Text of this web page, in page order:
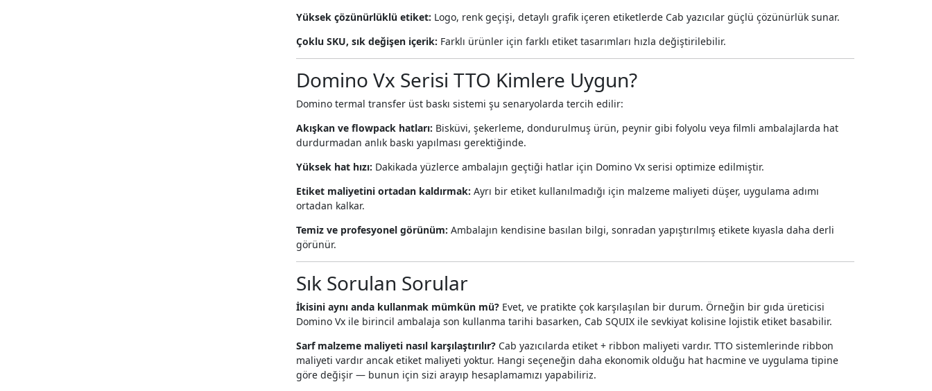
Yüksek çözünürlüklü etiket: Logo, renk geçişi, detaylı grafik içeren etiketlerde Cab yazıcılar güçlü çözünürlük sunar.
Çoklu SKU, sık değişen içerik: Farklı ürünler için farklı etiket tasarımları hızla değiştirilebilir.
Domino Vx Serisi TTO Kimlere Uygun?
Domino termal transfer üst baskı sistemi şu senaryolarda tercih edilir:
Akışkan ve flowpack hatları: Bisküvi, şekerleme, dondurulmuş ürün, peynir gibi folyolu veya filmli ambalajlarda hat
durdurmadan anlık baskı yapılması gerektiğinde.
Yüksek hat hızı: Dakikada yüzlerce ambalajın geçtiği hatlar için Domino Vx serisi optimize edilmiştir.
Etiket maliyetini ortadan kaldırmak: Ayrı bir etiket kullanılmadığı için malzeme maliyeti düşer, uygulama adımı
ortadan kalkar.
Temiz ve profesyonel görünüm: Ambalajın kendisine basılan bilgi, sonradan yapıştırılmış etikete kıyasla daha derli
görünür.
Sık Sorulan Sorular
İkisini aynı anda kullanmak mümkün mü? Evet, ve pratikte çok karşılaşılan bir durum. Örneğin bir gıda üreticisi
Domino Vx ile birincil ambalaja son kullanma tarihi basarken, Cab SQUIX ile sevkiyat kolisine lojistik etiket basabilir.
Sarf malzeme maliyeti nasıl karşılaştırılır? Cab yazıcılarda etiket + ribbon maliyeti vardır. TTO sistemlerinde ribbon
maliyeti vardır ancak etiket maliyeti yoktur. Hangi seçeneğin daha ekonomik olduğu hat hacmine ve uygulama tipine
göre değişir — bunun için sizi arayıp hesaplamamızı yapabiliriz.